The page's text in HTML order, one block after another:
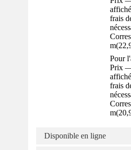
frais
m(
Pour
Prix
frais
m(
Disponible en ligne